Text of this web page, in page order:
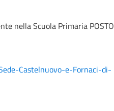
nella Scuola Primaria POSTO
Castelnuovo-e-Fornaci-di-